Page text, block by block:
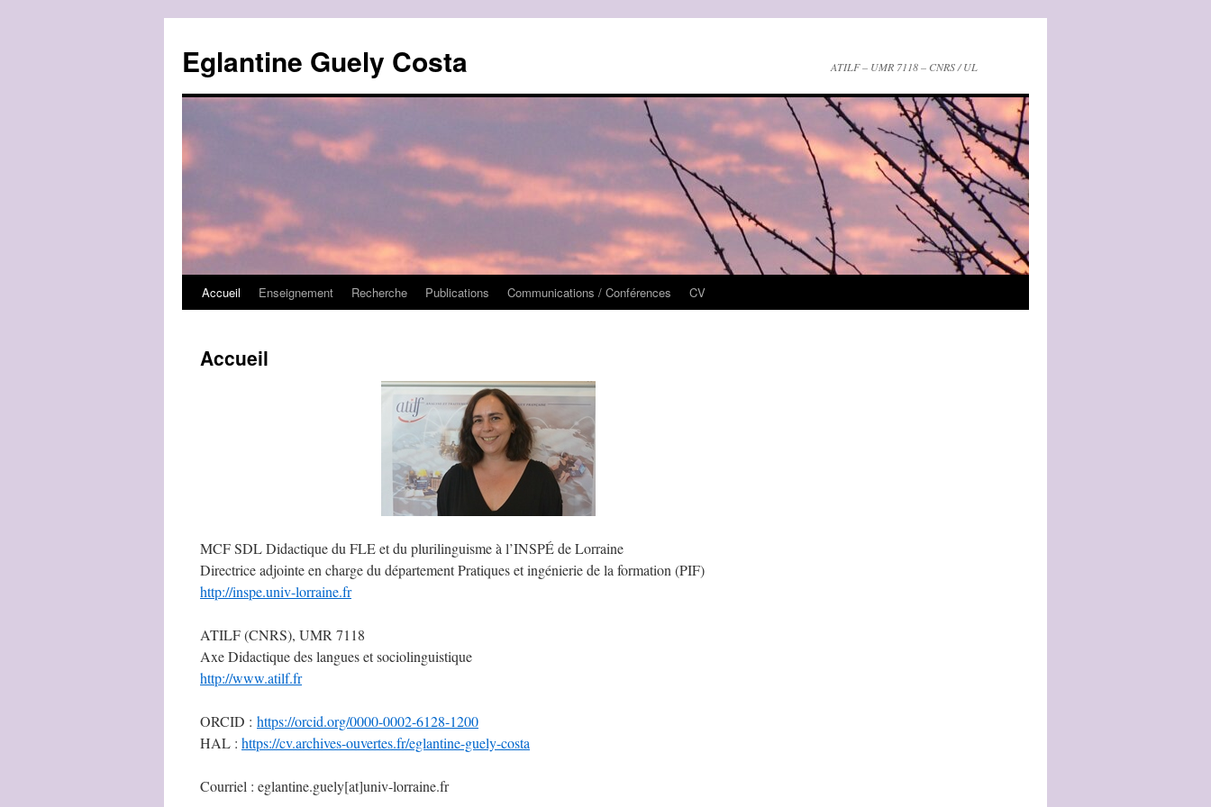
contenu
Eglantine Guely Costa ATILF – UMR 7118 – CNRS / UL
Accueil Enseignement Recherche Publications Communications / Conférences CV
Accueil
MCF SDL Didactique du FLE et du plurilinguisme à l’INSPÉ de Lorraine
Directrice adjointe en charge du département Pratiques et ingénierie de la formation (PIF)
http://inspe.univ-lorraine.fr
ATILF (CNRS), UMR 7118
Axe Didactique des langues et sociolinguistique
http://www.atilf.fr
ORCID : https://orcid.org/0000-0002-6128-1200
HAL : https://cv.archives-ouvertes.fr/eglantine-guely-costa
Courriel : eglantine.guely[at]univ-lorraine.fr